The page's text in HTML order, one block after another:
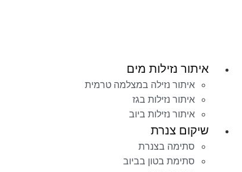
איתור נזילות מים
איתור נזילה במצלמה טרמית
איתור נזילות בגז
איתור נזילות ביוב
שיקום צנרת
סתימה בצנרת
סתימת בטון בביוב